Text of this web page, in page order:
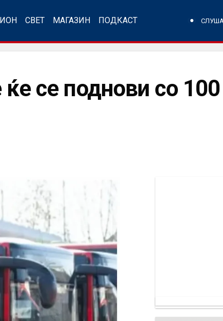
СВЕТ МАГАЗИН ПОДКАСТ
се поднови со 100